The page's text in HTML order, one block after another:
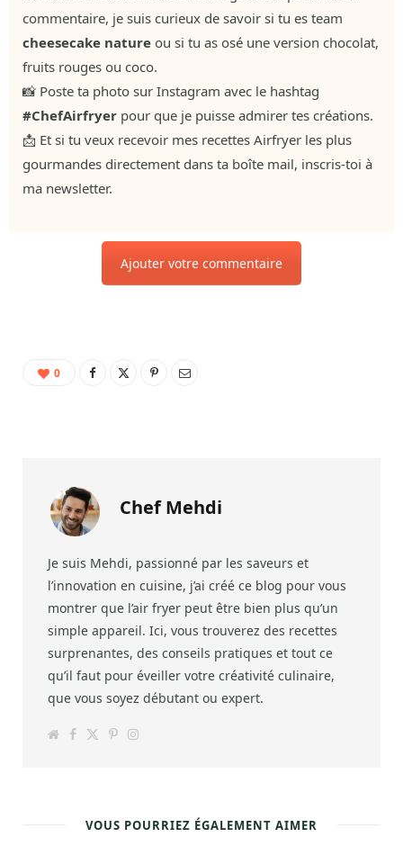
commentaire, je suis curieux de savoir si tu es team
cheesecake nature ou si tu as osé une version chocolat,
fruits rouges ou coco.
📸 Poste ta photo sur Instagram avec le hashtag
#ChefAirfryer pour que je puisse admirer tes créations.
📩 Et si tu veux recevoir mes recettes Airfryer les plus
gourmandes directement dans ta boîte mail, inscris-toi à
ma newsletter.
Ajouter votre commentaire
0
Chef Mehdi
Je suis Mehdi, passionné par les saveurs et
l’innovation en cuisine, j’ai créé ce blog pour vous
montrer que l’air fryer peut être bien plus qu’un
simple appareil. Ici, vous trouverez des recettes
surprenantes, des conseils pratiques et tout ce
qu’il faut pour éveiller votre créativité culinaire,
que vous soyez débutant ou expert.
F
P
s
I
a
VOUS POURRIEZ ÉGALEMENT AIMER